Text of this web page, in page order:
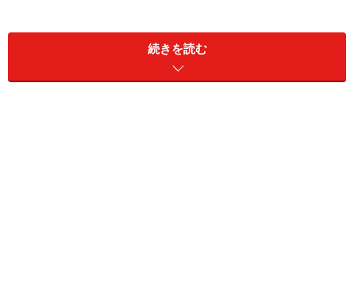
目指していたというREIKAさん。なぜ、スポーツの世界
からレースクイーンに転身したのか？なぜ、このタイミ
ングで新たなジャンルに挑戦しようとしたのか？ たっぷ
続きを読む